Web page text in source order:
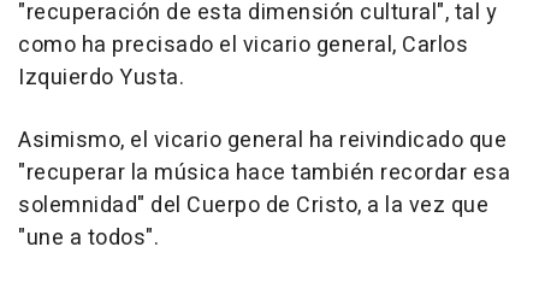
"recuperación de esta dimensión cultural", tal y
como ha precisado el vicario general, Carlos
Izquierdo Yusta.
Asimismo, el vicario general ha reivindicado que
"recuperar la música hace también recordar esa
solemnidad" del Cuerpo de Cristo, a la vez que
"une a todos".